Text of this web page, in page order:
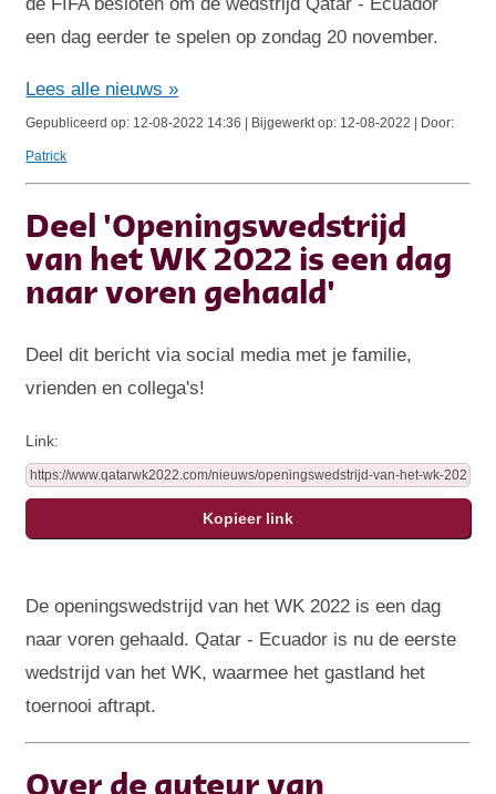
een dag eerder te spelen op zondag 20 november.
Lees alle nieuws »
Gepubliceerd op: 12-08-2022 14:36 | Bijgewerkt op: 12-08-2022 | Door:
Patrick
Deel 'Openingswedstrijd
van het WK 2022 is een dag
naar voren gehaald'
Deel dit bericht via social media met je familie,
vrienden en collega's!
Link:
De openingswedstrijd van het WK 2022 is een dag
naar voren gehaald. Qatar - Ecuador is nu de eerste
wedstrijd van het WK, waarmee het gastland het
toernooi aftrapt.